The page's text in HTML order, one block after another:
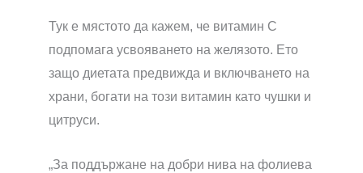
Тук е мястото да кажем, че витамин С
подпомага усвояването на желязото. Ето
защо диетата предвижда и включването на
храни, богати на този витамин като чушки и
цитруси.
„За поддържане на добри нива на фолиева